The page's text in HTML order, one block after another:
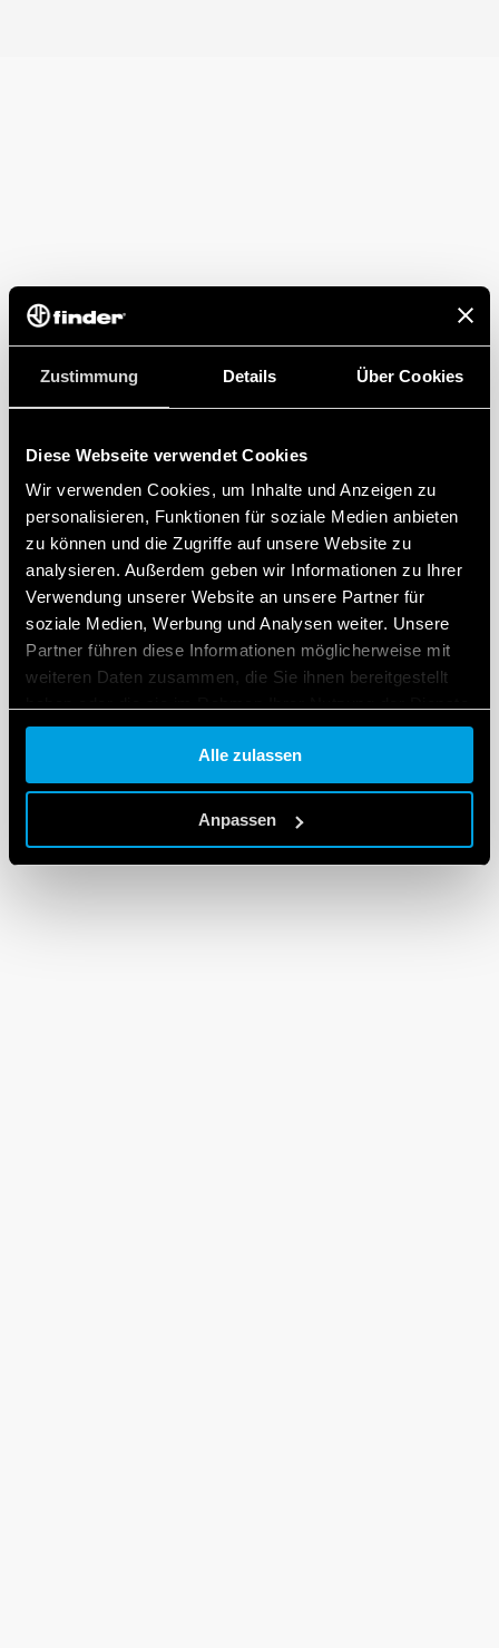
Zustimmung Details Über Cookies
Diese Webseite verwendet Cookies
Wir verwenden Cookies, um Inhalte und Anzeigen zu
personalisieren, Funktionen für soziale Medien anbieten
zu können und die Zugriffe auf unsere Website zu
analysieren. Außerdem geben wir Informationen zu Ihrer
Verwendung unserer Website an unsere Partner für
soziale Medien, Werbung und Analysen weiter. Unsere
Partner führen diese Informationen möglicherweise mit
weiteren Daten zusammen, die Sie ihnen bereitgestellt
gesammelt haben.
Cookie policy.
Alle zulassen
Anpassen